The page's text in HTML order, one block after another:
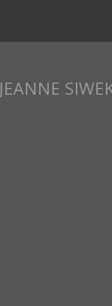
JEANNE